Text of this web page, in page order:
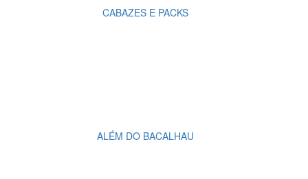
CABAZES E PACKS
ALÉM DO BACALHAU